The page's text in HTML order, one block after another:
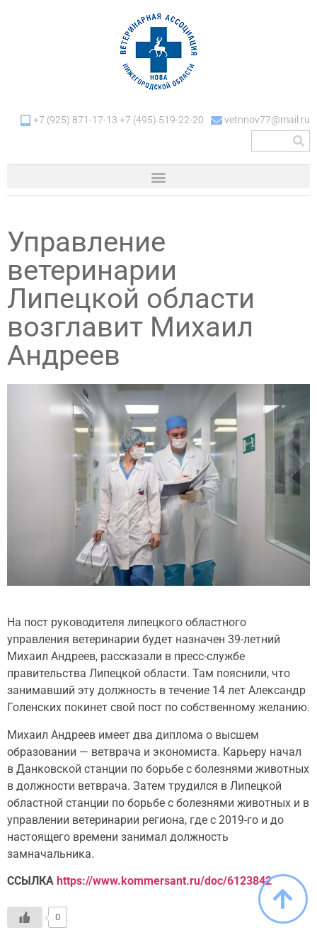
+7 (925) 871-17-13 +7 (495) 519-22-20 vetnnov77@mail.ru
Управление
ветеринарии
Липецкой области
возглавит Михаил
Андреев
На пост руководителя липецкого областного
управления ветеринарии будет назначен 39-летний
Михаил Андреев, рассказали в пресс-службе
правительства Липецкой области. Там пояснили, что
занимавший эту должность в течение 14 лет Александр
Голенских покинет свой пост по собственному желанию.
Михаил Андреев имеет два диплома о высшем
образовании — ветврача и экономиста. Карьеру начал
в Данковской станции по борьбе с болезнями животных
в должности ветврача. Затем трудился в Липецкой
областной станции по борьбе с болезнями животных и в
управлении ветеринарии региона, где с 2019-го и до
настоящего времени занимал должность
замначальника.
ССЫЛКА https://www.kommersant.ru/doc/6123842
0